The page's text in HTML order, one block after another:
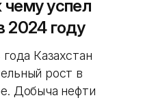
чему успел
2024 году
Казахстан
рост в
Добыча нефти